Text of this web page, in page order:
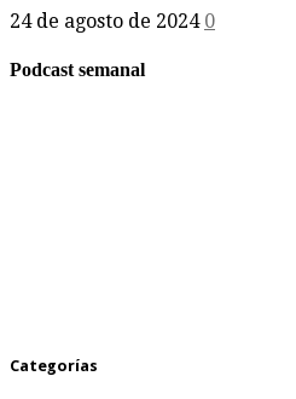
24 de agosto de 2024 0
Podcast semanal
Categorías